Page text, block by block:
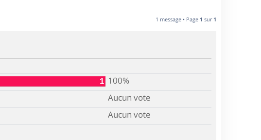
1 message • Page 1 sur 1
1 100%
Aucun vote
Aucun vote